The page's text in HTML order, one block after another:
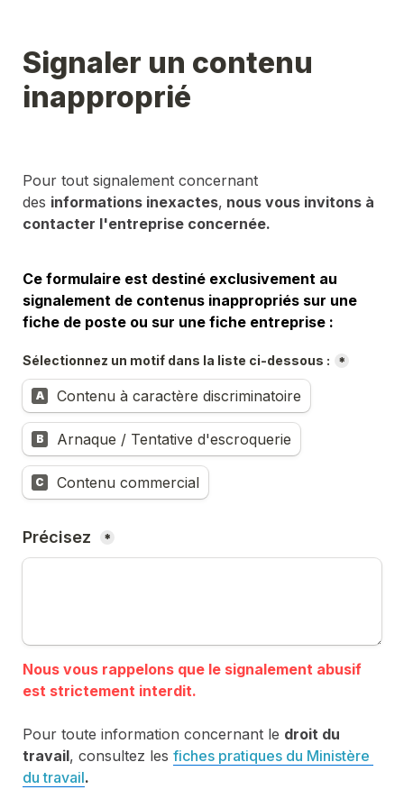
Signaler un contenu
inapproprié
Pour tout signalement concernant
des informations inexactes, nous vous invitons à
contacter l'entreprise concernée.
Ce formulaire est destiné exclusivement au
signalement de contenus inappropriés sur une
fiche de poste ou sur une fiche entreprise :
Sélectionnez un motif dans la liste ci-dessous : *
A Contenu à caractère discriminatoire
B Arnaque / Tentative d'escroquerie
C Contenu commercial
Précisez *
Nous vous rappelons que le signalement abusif
Pour toute information concernant le droit du
travail, consultez les fiches pratiques du Ministère
du travail